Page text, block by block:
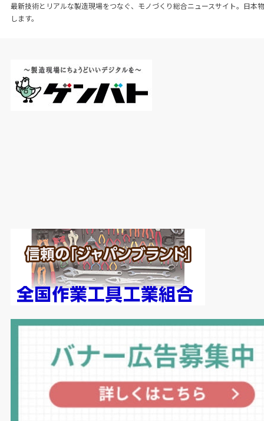
最新技術とリアルな製造現場をつなぐ、モノづくり総合ニュースサイト。日本
します。